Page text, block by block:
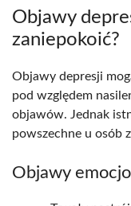
Objawy
zaniepokoić?
Objawy depresji
pod względem
objawów. Jednak
powszechne u osób
Objawy